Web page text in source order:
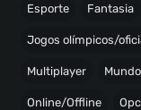
Esporte Fantasia
Jogos olímpicos/
Multiplayer
Online/Offline